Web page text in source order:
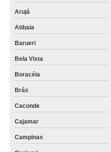
Arujá
Atibaia
Barueri
Bela Vista
Boracéia
Brás
Caconde
Cajamar
Campinas